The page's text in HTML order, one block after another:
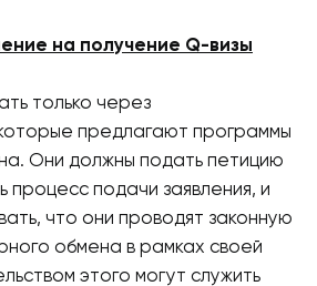
на получение Q-визы
только через
предлагают программы
Они должны подать петицию
процесс подачи заявления, и
что они проводят законную
обмена в рамках своей
этого могут служить